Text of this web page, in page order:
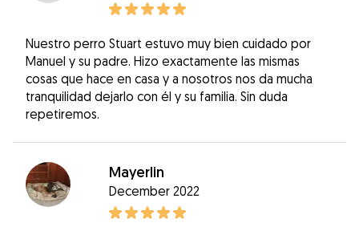
Nuestro perro Stuart estuvo muy bien cuidado por
Manuel y su padre. Hizo exactamente las mismas
cosas que hace en casa y a nosotros nos da mucha
tranquilidad dejarlo con él y su familia. Sin duda
repetiremos.
Mayerlin
December 2022